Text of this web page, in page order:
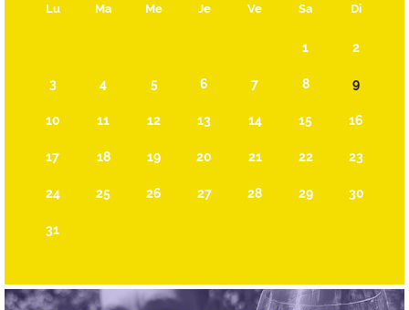
Lu Ma Me Je Ve Sa Di
1 2
3 4 5 6 7 8 9
10 11 12 13 14 15 16
17 18 19 20 21 22 23
24 25 26 27 28 29 30
31